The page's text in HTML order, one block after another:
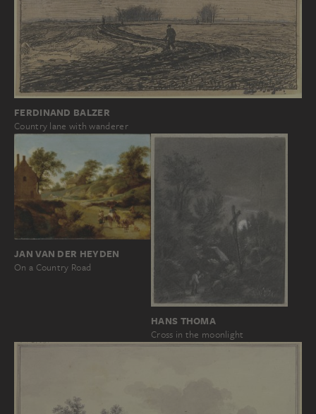
FERDINAND BALZER
Country lane with wanderer
JAN VAN DER HEYDEN
On a Country Road
HANS THOMA
Cross in the moonlight